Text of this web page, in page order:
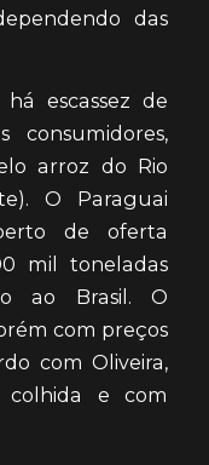
das
escassez de
consumidores,
arroz do Rio
O Paraguai
de oferta
mil toneladas
ao Brasil. O
com preços
com Oliveira,
colhida e com